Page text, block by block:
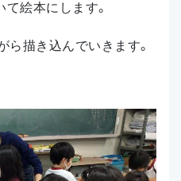
絵本にします。
ら描き込んでいきます。